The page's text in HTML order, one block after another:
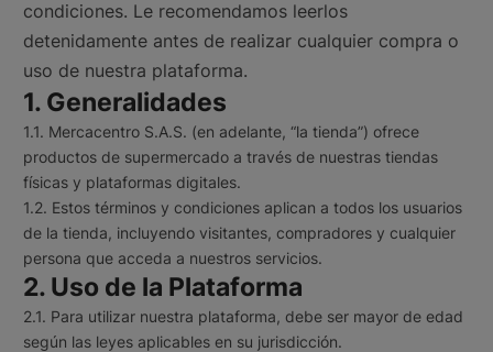
condiciones. Le recomendamos leerlos
detenidamente antes de realizar cualquier compra o
uso de nuestra plataforma.
1. Generalidades
1.1. Mercacentro S.A.S. (en adelante, “la tienda”) ofrece
productos de supermercado a través de nuestras tiendas
físicas y plataformas digitales.
1.2. Estos términos y condiciones aplican a todos los usuarios
de la tienda, incluyendo visitantes, compradores y cualquier
persona que acceda a nuestros servicios.
2. Uso de la Plataforma
2.1. Para utilizar nuestra plataforma, debe ser mayor de edad
según las leyes aplicables en su jurisdicción.